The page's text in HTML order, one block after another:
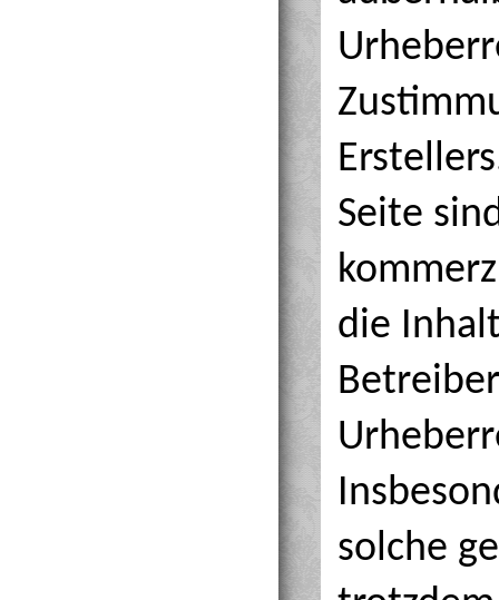
Seite
die
solche